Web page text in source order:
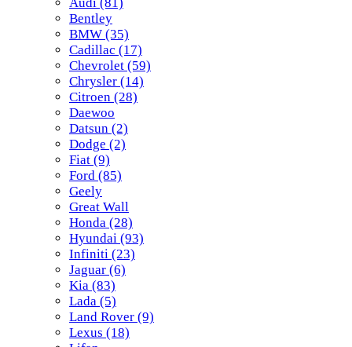
Bentley
BMW (35)
Cadillac (17)
Chevrolet (59)
Chrysler (14)
Citroen (28)
Daewoo
Datsun (2)
Dodge (2)
Fiat (9)
Ford (85)
Geely
Great Wall
Honda (28)
Hyundai (93)
Infiniti (23)
Jaguar (6)
Kia (83)
Lada (5)
Land Rover (9)
Lexus (18)